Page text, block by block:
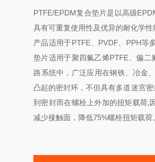
PTFE/EPDM复合垫片是以高级
具有可重复使用性及优异的耐化学
产品适用于PTFE、PVDF、PPH等
垫片适用于聚四氟乙烯PTFE、偏
路系统中，广泛应用在钢铁、冶金
凸起的密封环，不但具有多道迷宫
到密封而在螺栓上外加的扭矩载荷,
减少接触面，降低75%螺栓扭矩载